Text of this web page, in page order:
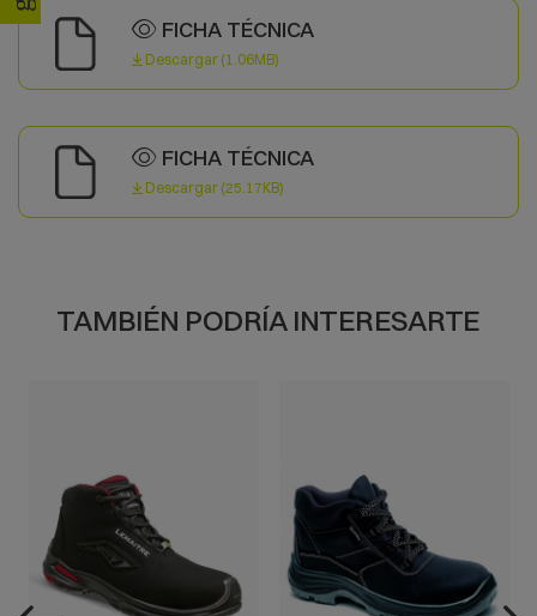
FICHA TÉCNICA
Descargar (1.06MB)
FICHA TÉCNICA
Descargar (25.17KB)
TAMBIÉN PODRÍA INTERESARTE
VISTA RÁPIDA VISTA RÁPIDA